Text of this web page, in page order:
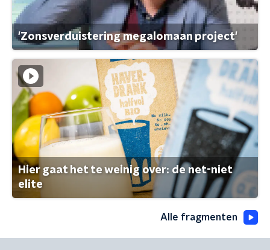
'Zonsverduistering megalomaan project'
Hier gaat het te weinig over: de net-niet
elite
Alle fragmenten